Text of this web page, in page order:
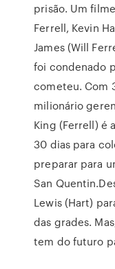
prisão. Um
Ferrell, Kevin
James (Will
foi condenado
cometeu. Com
milionário
King (Ferrell) é
30 dias para
preparar para
San
Lewis (Hart)
das grades.
tem do futuro